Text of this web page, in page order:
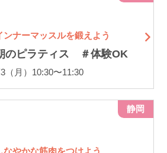
ンナーマッスルを鍛えよう
のピラティス ＃体験OK
（月）10:30〜11:30
なやかな筋肉をつけよう
静岡